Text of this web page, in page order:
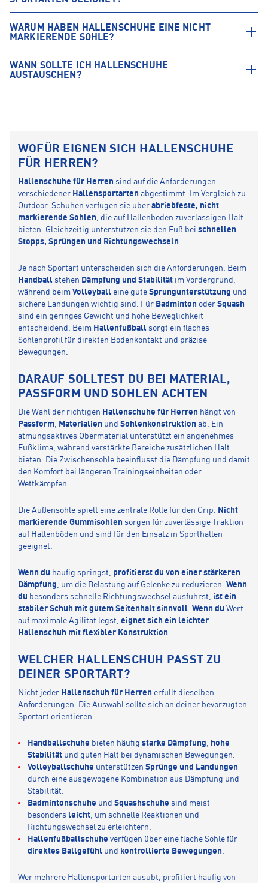
WARUM HABEN HALLENSCHUHE EINE NICHT
MARKIERENDE SOHLE?
WANN SOLLTE ICH HALLENSCHUHE
AUSTAUSCHEN?
WOFÜR EIGNEN SICH HALLENSCHUHE
FÜR HERREN?
Hallenschuhe für Herren sind auf die Anforderungen
verschiedener Hallensportarten abgestimmt. Im Vergleich zu
Outdoor-Schuhen verfügen sie über abriebfeste, nicht
markierende Sohlen, die auf Hallenböden zuverlässigen Halt
bieten. Gleichzeitig unterstützen sie den Fuß bei schnellen
Stopps, Sprüngen und Richtungswechseln.
Je nach Sportart unterscheiden sich die Anforderungen. Beim
Handball stehen Dämpfung und Stabilität im Vordergrund,
während beim Volleyball eine gute Sprungunterstützung und
sichere Landungen wichtig sind. Für Badminton oder Squash
sind ein geringes Gewicht und hohe Beweglichkeit
entscheidend. Beim Hallenfußball sorgt ein flaches
Sohlenprofil für direkten Bodenkontakt und präzise
Bewegungen.
DARAUF SOLLTEST DU BEI MATERIAL,
PASSFORM UND SOHLEN ACHTEN
Die Wahl der richtigen Hallenschuhe für Herren hängt von
Passform, Materialien und Sohlenkonstruktion ab. Ein
atmungsaktives Obermaterial unterstützt ein angenehmes
Fußklima, während verstärkte Bereiche zusätzlichen Halt
bieten. Die Zwischensohle beeinflusst die Dämpfung und damit
den Komfort bei längeren Trainingseinheiten oder
Wettkämpfen.
Die Außensohle spielt eine zentrale Rolle für den Grip. Nicht
markierende Gummisohlen sorgen für zuverlässige Traktion
auf Hallenböden und sind für den Einsatz in Sporthallen
geeignet.
Wenn du häufig springst, profitierst du von einer stärkeren
Dämpfung, um die Belastung auf Gelenke zu reduzieren. Wenn
du besonders schnelle Richtungswechsel ausführst, ist ein
stabiler Schuh mit gutem Seitenhalt sinnvoll. Wenn du Wert
auf maximale Agilität legst, eignet sich ein leichter
Hallenschuh mit flexibler Konstruktion.
WELCHER HALLENSCHUH PASST ZU
DEINER SPORTART?
Nicht jeder Hallenschuh für Herren erfüllt dieselben
Anforderungen. Die Auswahl sollte sich an deiner bevorzugten
Sportart orientieren.
Handballschuhe bieten häufig starke Dämpfung, hohe
Stabilität und guten Halt bei dynamischen Bewegungen.
Volleyballschuhe unterstützen Sprünge und Landungen
durch eine ausgewogene Kombination aus Dämpfung und
Stabilität.
Badmintonschuhe und Squashschuhe sind meist
besonders leicht, um schnelle Reaktionen und
Richtungswechsel zu erleichtern.
Hallenfußballschuhe verfügen über eine flache Sohle für
direktes Ballgefühl und kontrollierte Bewegungen.
Wer mehrere Hallensportarten ausübt, profitiert häufig von